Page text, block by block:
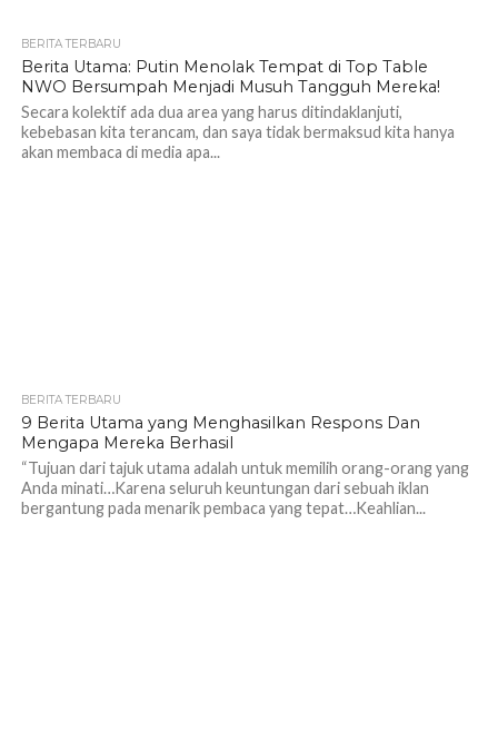
BERITA TERBARU
Berita Utama: Putin Menolak Tempat di Top Table
NWO Bersumpah Menjadi Musuh Tangguh Mereka!
Secara kolektif ada dua area yang harus ditindaklanjuti,
kebebasan kita terancam, dan saya tidak bermaksud kita hanya
akan membaca di media apa...
BERITA TERBARU
9 Berita Utama yang Menghasilkan Respons Dan
Mengapa Mereka Berhasil
“Tujuan dari tajuk utama adalah untuk memilih orang-orang yang
Anda minati…Karena seluruh keuntungan dari sebuah iklan
bergantung pada menarik pembaca yang tepat…Keahlian...